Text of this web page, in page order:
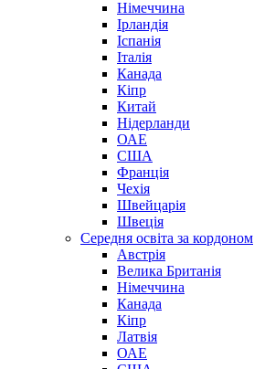
Німеччина
Ірландія
Іспанія
Італія
Канада
Кіпр
Китай
Нідерланди
ОАЕ
США
Франція
Чехія
Швейцарія
Швеція
Середня освіта за кордоном
Австрія
Велика Британія
Німеччина
Канада
Кіпр
Латвія
ОАЕ